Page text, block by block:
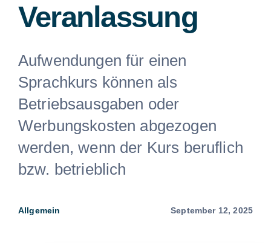
Veranlassung
Aufwendungen für einen
Sprachkurs können als
Betriebsausgaben oder
Werbungskosten abgezogen
werden, wenn der Kurs beruflich
bzw. betrieblich
Allgemein September 12, 2025